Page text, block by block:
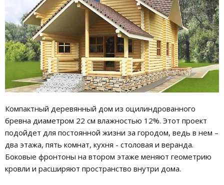
Компактный деревянный дом из оцилиндрованного
бревна диаметром 22 см влажностью 12%. Этот проект
подойдет для постоянной жизни за городом, ведь в нем –
два этажа, пять комнат, кухня - столовая и веранда.
Боковые фронтоны на втором этаже меняют геометрию
кровли и расширяют пространство внутри дома.